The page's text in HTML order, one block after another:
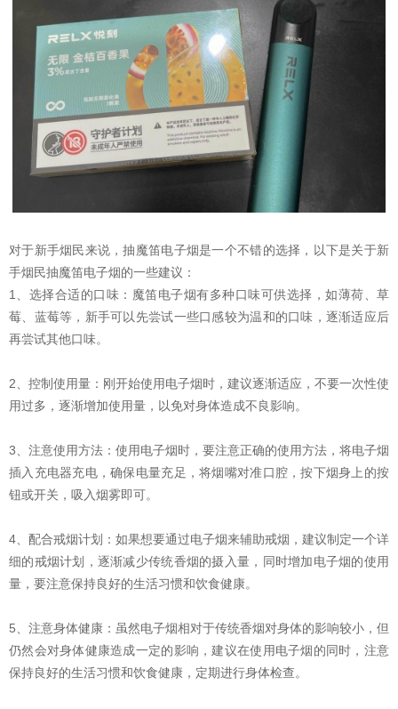
对于新手烟民来说，抽魔笛电子烟是一个不错的选择，以下是关于新
手烟民抽魔笛电子烟的一些建议：
1、选择合适的口味：魔笛电子烟有多种口味可供选择，如薄荷、草
莓、蓝莓等，新手可以先尝试一些口感较为温和的口味，逐渐适应后
再尝试其他口味。
2、控制使用量：刚开始使用电子烟时，建议逐渐适应，不要一次性使
用过多，逐渐增加使用量，以免对身体造成不良影响。
3、注意使用方法：使用电子烟时，要注意正确的使用方法，将电子烟
插入充电器充电，确保电量充足，将烟嘴对准口腔，按下烟身上的按
钮或开关，吸入烟雾即可。
4、配合戒烟计划：如果想要通过电子烟来辅助戒烟，建议制定一个详
细的戒烟计划，逐渐减少传统香烟的摄入量，同时增加电子烟的使用
量，要注意保持良好的生活习惯和饮食健康。
5、注意身体健康：虽然电子烟相对于传统香烟对身体的影响较小，但
仍然会对身体健康造成一定的影响，建议在使用电子烟的同时，注意
保持良好的生活习惯和饮食健康，定期进行身体检查。